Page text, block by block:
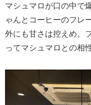
マシュマロが口の中で
ゃんとコーヒーのフレ
外にも甘さは控えめ。
ってマシュマロとの相